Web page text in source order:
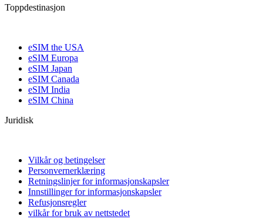
Toppdestinasjon
eSIM the USA
eSIM Europa
eSIM Japan
eSIM Canada
eSIM India
eSIM China
Juridisk
Vilkår og betingelser
Personvernerklæring
Retningslinjer for informasjonskapsler
Innstillinger for informasjonskapsler
Refusjonsregler
vilkår for bruk av nettstedet